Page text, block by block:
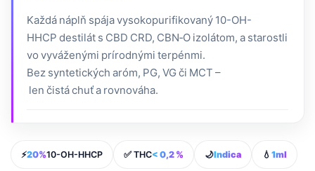
Každá náplň spája vysokopurifikovaný 10-OH-
HHCP destilát s CBD CRD, CBN‑O izolátom, a starostli
vo vyváženými prírodnými terpénmi.
Bez syntetických aróm, PG, VG či MCT –
len čistá chuť a rovnováha.
⚡20%10-OH-HHCP ✅ THC< 0,2 % 🌙Indica 💧 1ml